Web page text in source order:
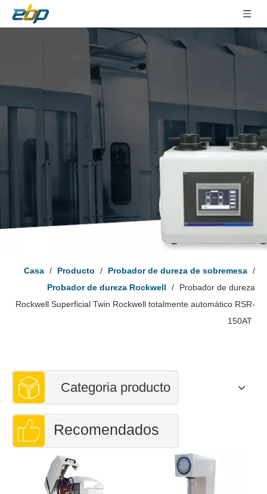
Casa / Producto / Probador de dureza de sobremesa /
Probador de dureza Rockwell
/
Probador de dureza
Rockwell Superficial Twin Rockwell totalmente automático RSR-
150AT
Categoria producto
Recomendados